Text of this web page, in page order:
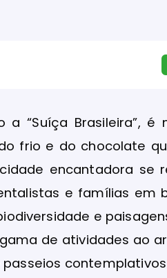
“Suíça Brasileira”, é
frio e do chocolate
encantadora se
e famílias em
e
de atividades ao